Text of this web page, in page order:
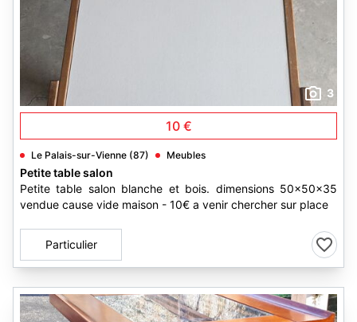
3
10 €
Le Palais-sur-Vienne (87) Meubles
Petite table salon
Petite table salon blanche et bois. dimensions 50x50x35
vendue cause vide maison - 10€ a venir chercher sur place
Particulier